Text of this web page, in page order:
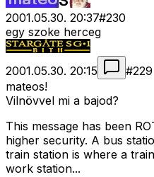
2001.05.30. 20:37#230
egy szoke herceg
2001.05.30. 20:15 #229
mateos!
Vilnövvel mi a bajod?
This message has been
higher security. A bus
train station is where a
work station...